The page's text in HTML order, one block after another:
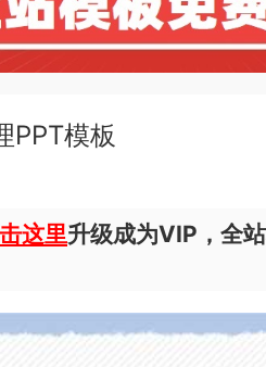
PPT模板
这里升级成为VIP，全